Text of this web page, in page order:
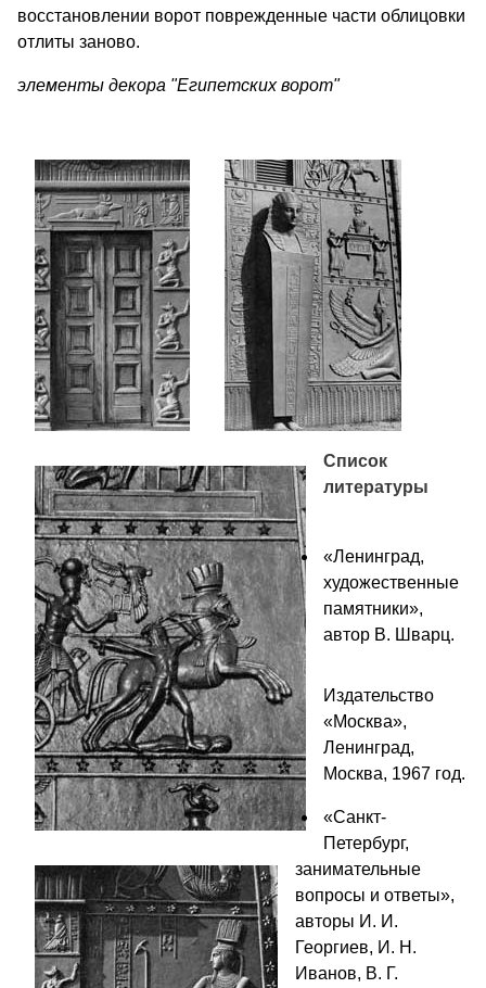
восстановлении ворот поврежденные части облицовки
отлиты заново.
элементы декора "Египетских ворот"
Список
литературы
«Ленинград,
художественные
памятники»,
автор В. Шварц.
Издательство
«Москва»,
Ленинград,
Москва, 1967 год.
«Санкт-
Петербург,
занимательные
вопросы и ответы»,
авторы И. И.
Георгиев, И. Н.
Иванов, В. Г.